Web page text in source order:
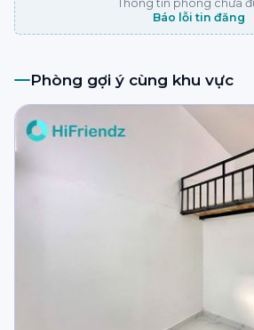
Thông tin phòng chưa
Báo lỗi tin đăng
Phòng gợi ý cùng khu vực